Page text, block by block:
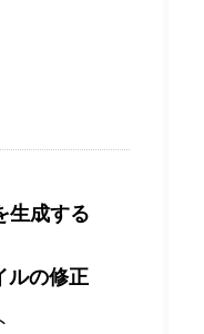
生成する
ルの修正